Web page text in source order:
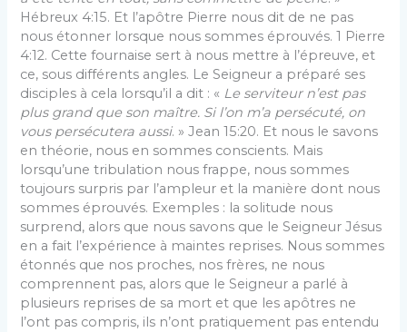
Hébreux 4:15. Et l’apôtre Pierre nous dit de ne pas
nous étonner lorsque nous sommes éprouvés. 1 Pierre
4:12. Cette fournaise sert à nous mettre à l’épreuve, et
ce, sous différents angles. Le Seigneur a préparé ses
disciples à cela lorsqu’il a dit : « Le serviteur n’est pas
plus grand que son maître. Si l’on m’a persécuté, on
vous persécutera aussi. » Jean 15:20. Et nous le savons
en théorie, nous en sommes conscients. Mais
lorsqu’une tribulation nous frappe, nous sommes
toujours surpris par l’ampleur et la manière dont nous
sommes éprouvés. Exemples : la solitude nous
surprend, alors que nous savons que le Seigneur Jésus
en a fait l’expérience à maintes reprises. Nous sommes
étonnés que nos proches, nos frères, ne nous
comprennent pas, alors que le Seigneur a parlé à
plusieurs reprises de sa mort et que les apôtres ne
l’ont pas compris, ils n’ont pratiquement pas entendu